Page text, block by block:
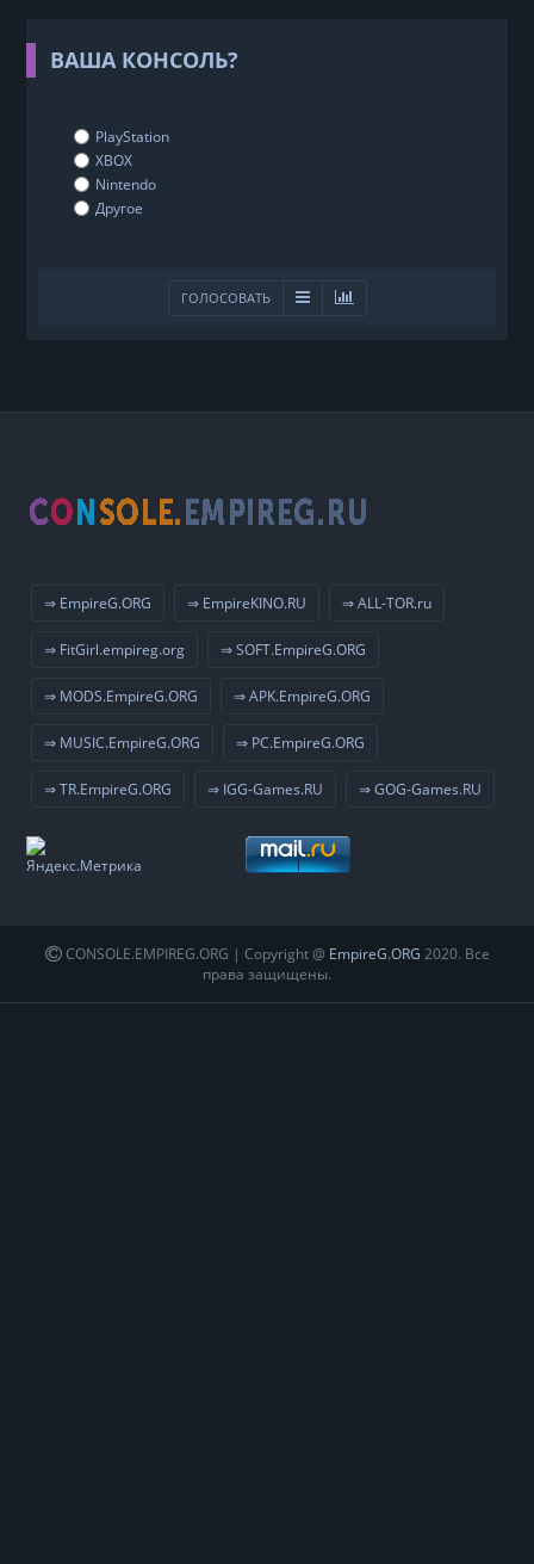
ВАША КОНСОЛЬ?
PlayStation
XBOX
Nintendo
Другое
ГОЛОСОВАТЬ
⇒ EmpireG.ORG ⇒ EmpireKINO.RU ⇒ ALL-TOR.ru
⇒ FitGirl.empireg.org ⇒ SOFT.EmpireG.ORG
⇒ MODS.EmpireG.ORG ⇒ APK.EmpireG.ORG
⇒ MUSIC.EmpireG.ORG ⇒ PC.EmpireG.ORG
⇒ TR.EmpireG.ORG ⇒ IGG-Games.RU ⇒ GOG-Games.RU
CONSOLE.EMPIREG.ORG | Copyright @ EmpireG.ORG 2020. Все
права защищены.